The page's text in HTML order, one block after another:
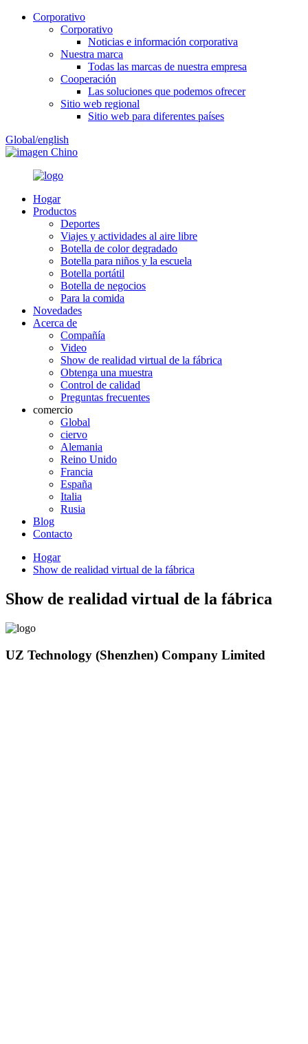
Corporativo
Corporativo
Noticias e información corporativa
Nuestra marca
Todas las marcas de nuestra empresa
Cooperación
Las soluciones que podemos ofrecer
Sitio web regional
Sitio web para diferentes países
Global/english
Chino
Hogar
Productos
Deportes
Viajes y actividades al aire libre
Botella de color degradado
Botella para niños y la escuela
Botella portátil
Botella de negocios
Para la comida
Novedades
Acerca de
Compañía
Video
Show de realidad virtual de la fábrica
Obtenga una muestra
Control de calidad
Preguntas frecuentes
comercio
Global
ciervo
Alemania
Reino Unido
Francia
España
Italia
Rusia
Blog
Contacto
Hogar
Show de realidad virtual de la fábrica
Show de realidad virtual de la fábrica
UZ Technology (Shenzhen) Company Limited